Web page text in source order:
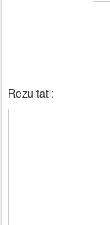
Rezultati: